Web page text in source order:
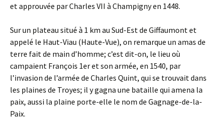
et approuvée par Charles VII à Champigny en 1448.
Sur un plateau situé à 1 km au Sud-Est de Giffaumont et
appelé le Haut-Viau (Haute-Vue), on remarque un amas de
terre fait de main d’homme; c’est dit-on, le lieu où
campaient François 1er et son armée, en 1540, par
l’invasion de l’armée de Charles Quint, qui se trouvait dans
les plaines de Troyes; il y gagna une bataille qui amena la
paix, aussi la plaine porte-elle le nom de Gagnage-de-la-
Paix.